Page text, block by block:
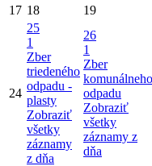
17 18 19
24
25
1
Zber
triedeného
odpadu -
plasty
Zobraziť
všetky
záznamy
z dňa
26
1
Zber
komunálneho
odpadu
Zobraziť
všetky
záznamy z
dňa